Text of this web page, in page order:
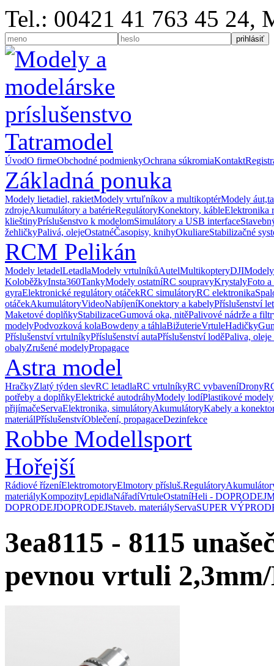
Tel.: 00421 41 763 45 24,
ÚvodO firmeObchodné podmienkyOchrana súkromiaKontakt
Základná ponuka
Modely lietadiel, rakietModely vrtuľníkov a multikoptérModely
zdrojeAkumulátory a batérieRegulátoryKonektory, kábleElektronika
klieštinyPríslušenstvo k modelomSimulátory a USB interface
žehličkyPalivá, olejeOstatnéČasopisy, knihyOkuliareStabilizačné
RCM Pelikán
Modely letadelLetadlaModely vrtulníkůAutelMultikopteryDJI
KoloběžkyInsta360TankyModely ostatníRC soupravyKrystalyFoto
gyraElektronické regulátory otáčekRC simulátoryRC elektronika
otáčekAkumulátoryVideoNabíjeníKonektory a kabelyPříslušenství
Maketové doplňkyStabilizaceGumová oka, nitěPalivové nádrže a
modelyPodvozková kolaBowdeny a táhlaBižuterieVrtuleHadičky
Příslušenství vrtulníkyPříslušenství autaPříslušenství loděPaliva, oleje
obalyZrušené modelyPropagace
Astra model
HračkyZlatý týden slevRC letadlaRC vrtulníkyRC vybaveníDrony
potřeby a doplňkyElektrické autodráhyModely lodíPlastikové modely
přijímačeServaElektronika, simulátoryAkumulátoryKabely a
materiálPříslušenstvíOblečení, propagaceDezinfekce
Robbe Modellsport
Hořejší
Rádiové řízeníElektromotoryElmotory přísluš.Regulátory
materiályKompozityLepidlaNářadíVrtuleOstatníHeli - DOPRODEJ
DOPRODEJDOPRODEJStaveb. materiályServaSUPER
3ea8115 - 8115
pevnou vrtuli